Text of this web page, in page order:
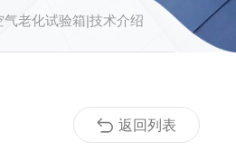
气老化试验箱|技术介绍
返回列表